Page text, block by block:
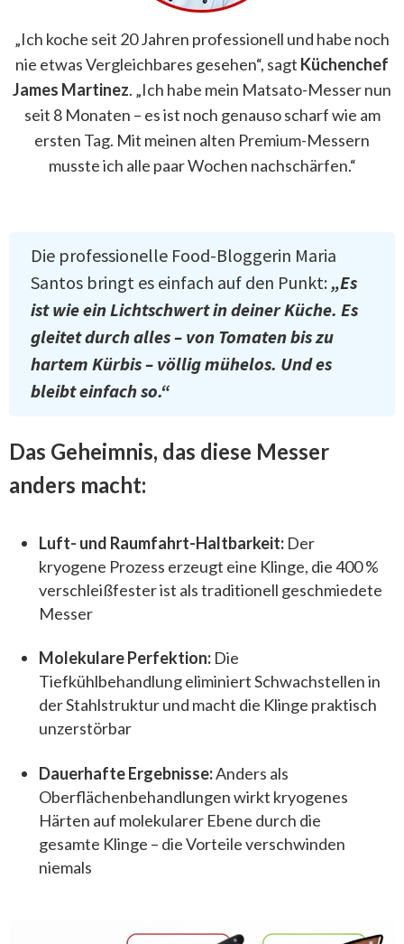
„Ich koche seit 20 Jahren professionell und habe noch
nie etwas Vergleichbares gesehen“, sagt Küchenchef
James Martinez. „Ich habe mein Matsato-Messer nun
seit 8 Monaten – es ist noch genauso scharf wie am
ersten Tag. Mit meinen alten Premium-Messern
musste ich alle paar Wochen nachschärfen.“
Die professionelle Food-Bloggerin Maria
Santos bringt es einfach auf den Punkt:„Es
ist wie ein Lichtschwert in deiner Küche. Es
gleitet durch alles – von Tomaten bis zu
hartem Kürbis – völlig mühelos. Und es
bleibt einfach so.“
Das Geheimnis, das diese Messer
anders macht:
Luft- und Raumfahrt-Haltbarkeit: Der
kryogene Prozess erzeugt eine Klinge, die 400 %
verschleißfester ist als traditionell geschmiedete
Messer
Molekulare Perfektion: Die
Tiefkühlbehandlung eliminiert Schwachstellen in
der Stahlstruktur und macht die Klinge praktisch
unzerstörbar
Dauerhafte Ergebnisse:Anders als
Oberflächenbehandlungen wirkt kryogenes
Härten auf molekularer Ebene durch die
gesamte Klinge – die Vorteile verschwinden
niemals